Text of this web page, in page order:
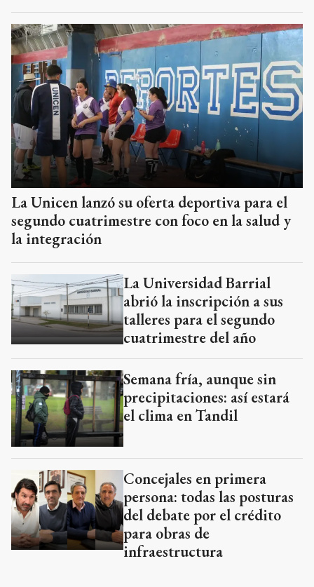
La Unicen lanzó su oferta deportiva para el
segundo cuatrimestre con foco en la salud y
la integración
La Universidad Barrial
abrió la inscripción a sus
talleres para el segundo
cuatrimestre del año
Semana fría, aunque sin
precipitaciones: así estará
el clima en Tandil
Concejales en primera
persona: todas las posturas
del debate por el crédito
para obras de
infraestructura